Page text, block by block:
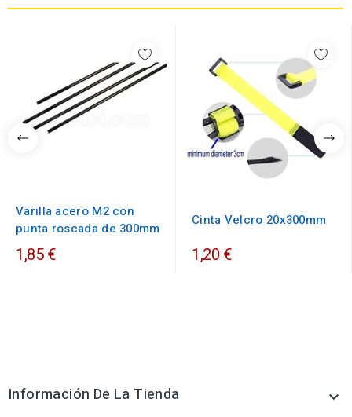
Varilla acero M2 con
punta roscada de 300mm
1,85 €
Cinta Velcro 20x300mm
1,20 €
Información De La Tienda 